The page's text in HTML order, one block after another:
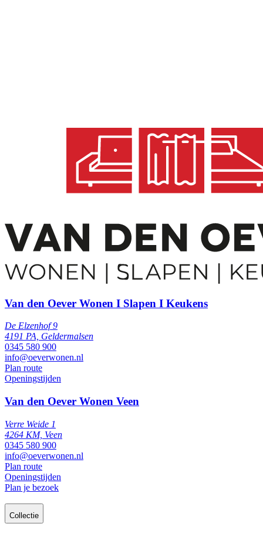
Van den Oever Wonen I Slapen I Keukens
De Elzenhof 9
4191 PA, Geldermalsen
0345 580 900
info@oeverwonen.nl
Plan route
Openingstijden
Van den Oever Wonen Veen
Verre Weide 1
4264 KM, Veen
0345 580 900
info@oeverwonen.nl
Plan route
Openingstijden
Plan je bezoek
Collectie